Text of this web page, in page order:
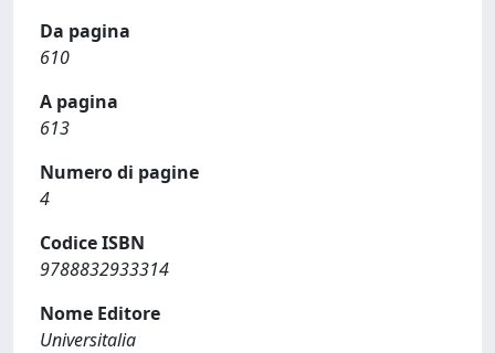
Da pagina
610
A pagina
613
Numero di pagine
4
Codice ISBN
9788832933314
Nome Editore
Universitalia